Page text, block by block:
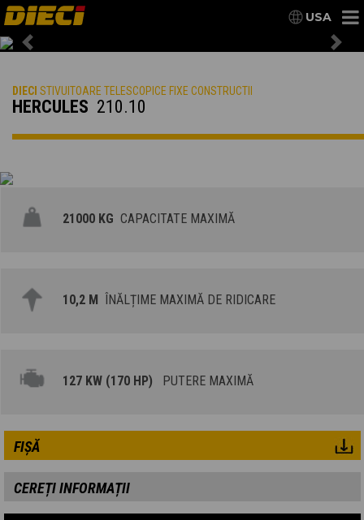
USA
Previous
DIECI STIVUITOARE TELESCOPICE FIXE CONSTRUCTII
HERCULES 210.10
21000 KG CAPACITATE MAXIMĂ
10,2 M ÎNĂLȚIME MAXIMĂ DE RIDICARE
127 KW (170 HP) PUTERE MAXIMĂ
FIȘĂ
CEREȚI INFORMAȚII